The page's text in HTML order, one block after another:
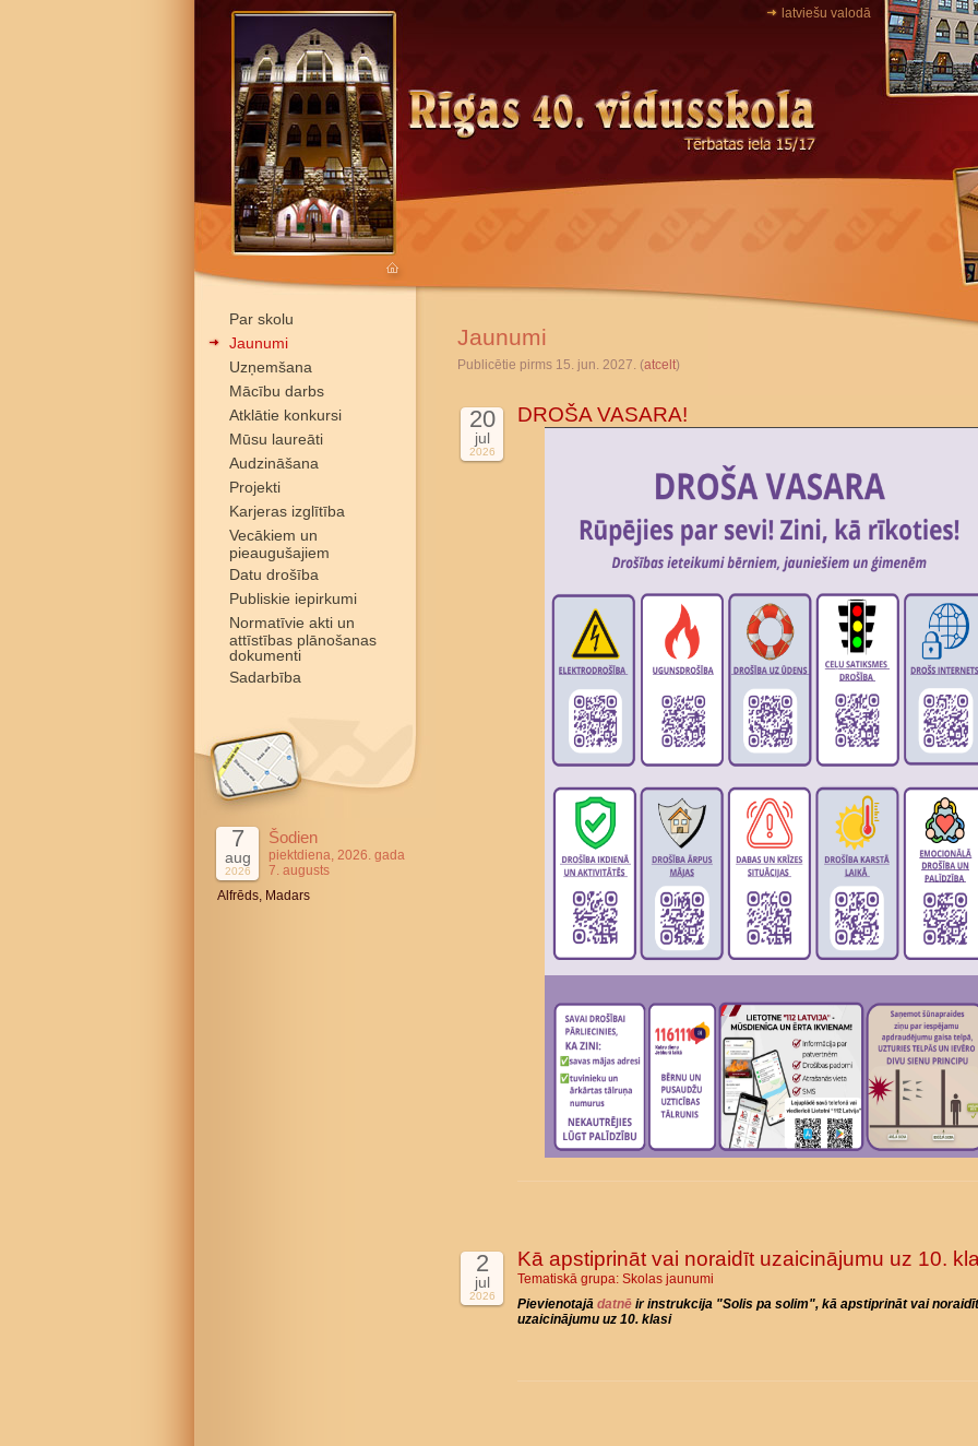
latviešu valodā
Par skolu
Jaunumi
Uzņemšana
Mācību darbs
Atklātie konkursi
Mūsu laureāti
Audzināšana
Projekti
Karjeras izglītība
Vecākiem un
pieaugušajiem
Datu drošība
Publiskie iepirkumi
Normatīvie akti un
attīstības plānošanas
dokumenti
Sadarbība
7
aug
2026
Šodien
piektdiena, 2026. gada
7. augusts
Alfrēds, Madars
Jaunumi
Publicētie pirms 15. jun. 2027. (atcelt)
20
jul
2026
DROŠA VASARA!
2
jul
2026
Kā apstiprināt vai noraidīt uzaicinājumu uz 10.
Tematiskā grupa: Skolas jaunumi
Pievienotajā datnē ir instrukcija "Solis pa solim", kā apstiprināt vai noraidīt
uzaicinājumu uz 10. klasi